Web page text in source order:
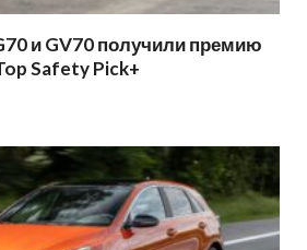
и GV70 получили премию
Safety Pick+